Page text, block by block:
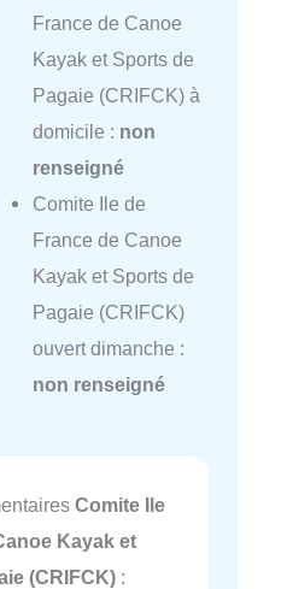
France de Canoe
Kayak et Sports de
Pagaie (CRIFCK) à
domicile : non
renseigné
Comite Ile de
France de Canoe
Kayak et Sports de
Pagaie (CRIFCK)
ouvert dimanche :
non renseigné
Comite Ile
Kayak et
(CRIFCK) :